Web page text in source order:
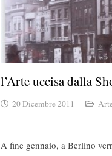
l’Arte uccisa dalla
20 Dicembre 2011
A fine gennaio, a Berlino